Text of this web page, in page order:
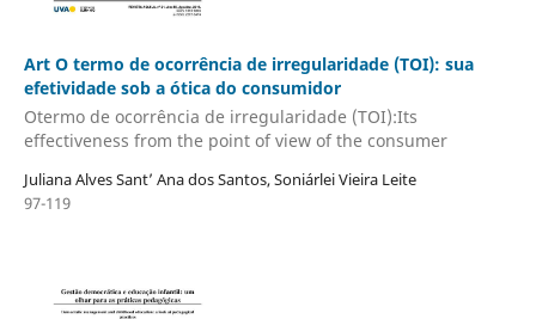
Art O termo de ocorrência de irregularidade (TOI): sua
efetividade sob a ótica do consumidor
Otermo de ocorrência de irregularidade (TOI):Its
effectiveness from the point of view of the consumer
Juliana Alves Sant’ Ana dos Santos, Soniárlei Vieira Leite
97-119